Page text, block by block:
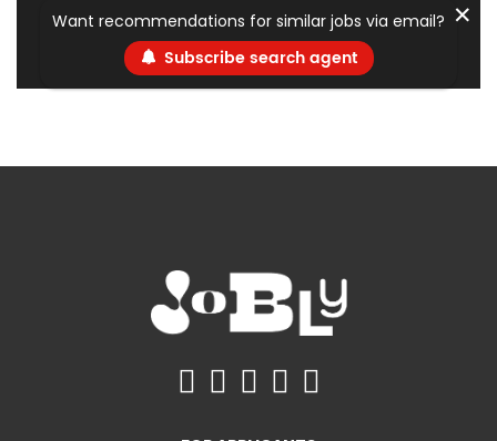
Want recommendations for similar jobs via email?
Subscribe search agent
✕